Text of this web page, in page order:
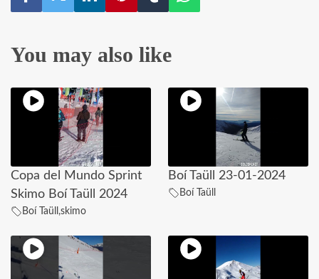
You may also like
Copa del Mundo Sprint
Skimo Boí Taüll 2024
Boí Taüll ,skimo
Boí Taüll 23-01-2024
Boí Taüll